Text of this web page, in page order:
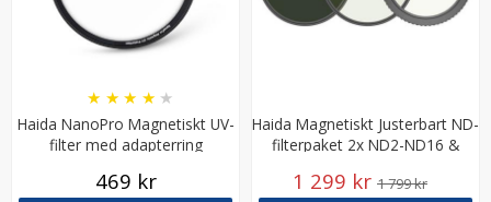
Haida NanoPro Magnetiskt UV-
filter med adapterring
★ ★ ★ ★ ★
469 kr
Haida Magnetiskt Justerbart ND-
filterpaket 2x ND2-ND16 &
1 299 kr 1 799 kr